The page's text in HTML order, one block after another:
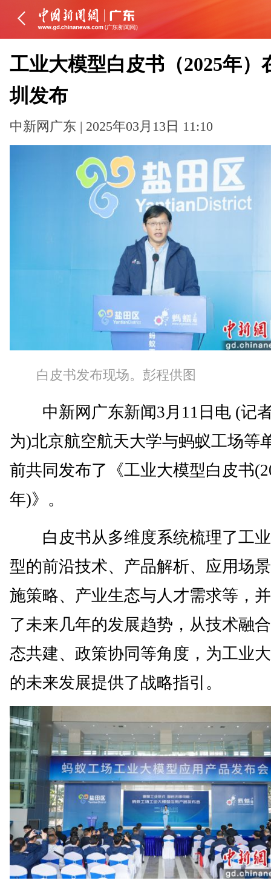
工业大模型白皮书（2025年）
圳发布
中新网广东 | 2025年03月13日 11:10
白皮书发布现场。彭程供图
中新网广东新闻3月11日电 (记
为)北京航空航天大学与蚂蚁工场等
前共同发布了《工业大模型白皮书
年)》。
白皮书从多维度系统梳理了工
型的前沿技术、产品解析、应用场
施策略、产业生态与人才需求等，
了未来几年的发展趋势，从技术融
态共建、政策协同等角度，为工业
的未来发展提供了战略指引。